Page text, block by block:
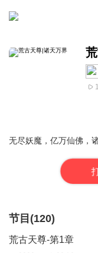
无尽妖魔，亿万仙佛，
节目(120)
荒古天尊-第1章